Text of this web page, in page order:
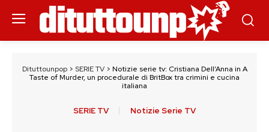
Dituttounpop> SERIE TV> Notizie serie tv: Cristiana Dell’Anna in A
Taste of Murder, un procedurale di BritBox tra crimini e cucina
italiana
SERIE TV Notizie Serie TV